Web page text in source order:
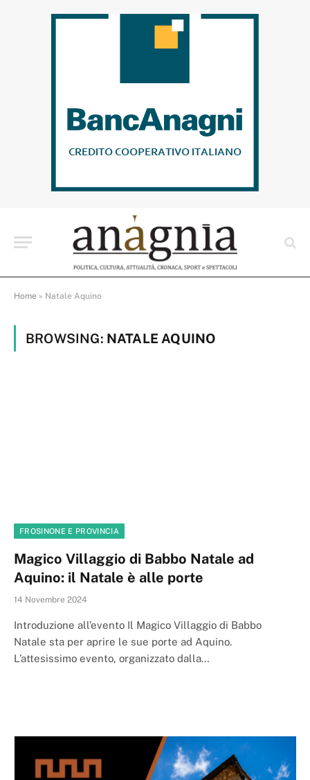
Home » Natale Aquino
BROWSING: NATALE AQUINO
FROSINONE E PROVINCIA
Magico Villaggio di Babbo Natale ad
Aquino: il Natale è alle porte
14 Novembre 2024
Introduzione all’evento Il Magico Villaggio di Babbo
Natale sta per aprire le sue porte ad Aquino.
L’attesissimo evento, organizzato dalla…